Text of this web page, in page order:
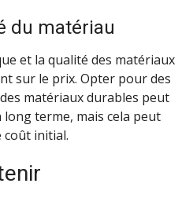
du matériau
et la qualité des matériaux
sur le prix. Opter pour des
matériaux durables peut
terme, mais cela peut
coût initial.